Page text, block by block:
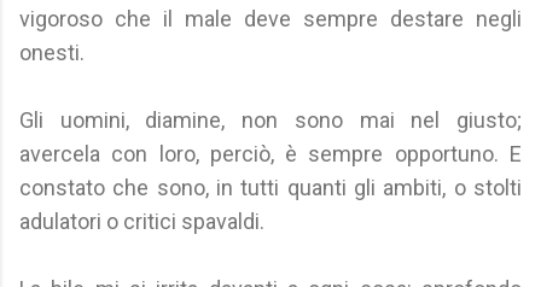
vigoroso che il male deve sempre destare negli
onesti.
Gli uomini, diamine, non sono mai nel giusto;
avercela con loro, perciò, è sempre opportuno. E
constato che sono, in tutti quanti gli ambiti, o stolti
adulatori o critici spavaldi.